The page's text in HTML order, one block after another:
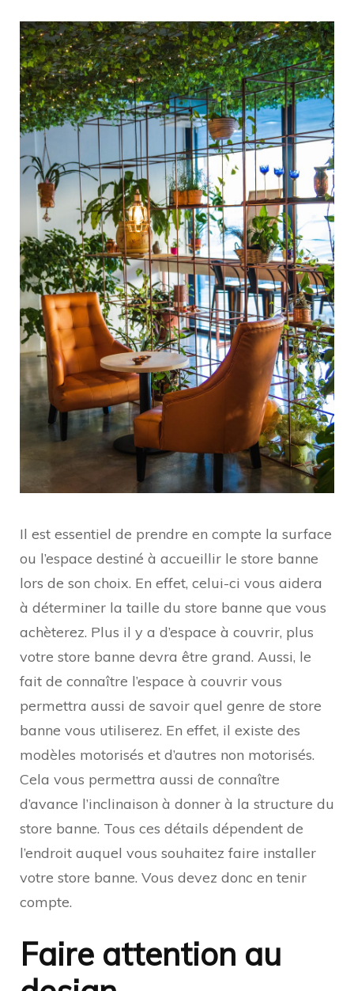
Il est essentiel de prendre en compte la surface
ou l’espace destiné à accueillir le store banne
lors de son choix. En effet, celui-ci vous aidera
à déterminer la taille du store banne que vous
achèterez. Plus il y a d’espace à couvrir, plus
votre store banne devra être grand. Aussi, le
fait de connaître l’espace à couvrir vous
permettra aussi de savoir quel genre de store
banne vous utiliserez. En effet, il existe des
modèles motorisés et d’autres non motorisés.
Cela vous permettra aussi de connaître
d’avance l’inclinaison à donner à la structure du
store banne. Tous ces détails dépendent de
l’endroit auquel vous souhaitez faire installer
votre store banne. Vous devez donc en tenir
compte.
Faire attention au